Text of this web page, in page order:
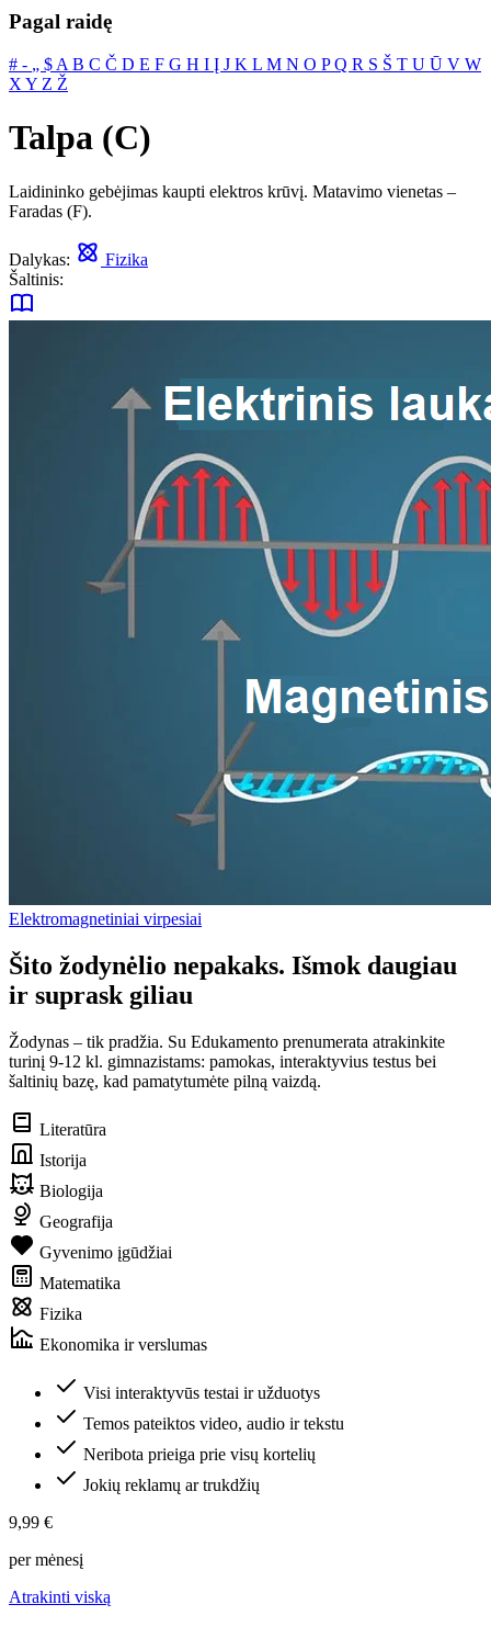
Pagal raidę
# ‐ „ $ A B C Č D E F G H I Į J K L M N O PQ R S Š T U Ū V W
X Y Z Ž
Talpa (C)
Laidininko gebėjimas kaupti elektros krūvį. Matavimo vienetas –
Faradas (F).
Dalykas:
Fizika
Šaltinis:
Elektromagnetiniai virpesiai
Šito žodynėlio nepakaks. Išmok daugiau
ir suprask giliau
Žodynas – tik pradžia. Su Edukamento prenumerata atrakinkite
turinį 9-12 kl. gimnazistams: pamokas, interaktyvius testus bei
šaltinių bazę, kad pamatytumėte pilną vaizdą.
Literatūra
Istorija
Biologija
Geografija
Gyvenimo įgūdžiai
Matematika
Fizika
Ekonomika ir verslumas
Visi interaktyvūs testai ir užduotys
Temos pateiktos video, audio ir tekstu
Neribota prieiga prie visų kortelių
Jokių reklamų ar trukdžių
9,99 €
per mėnesį
Atrakinti viską